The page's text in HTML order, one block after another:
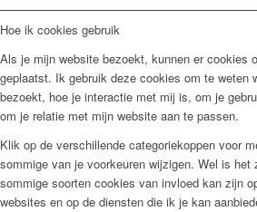
Hoe ik cookies gebruik
Als je mijn website bezoekt, kunnen er cookies
geplaatst. Ik gebruik deze cookies om te weten
bezoekt, hoe je interactie met mij is, om je
om je relatie met mijn website aan te passen.
Klik op de verschillende categoriekoppen voor
sommige van je voorkeuren wijzigen. Wel is het
sommige soorten cookies van invloed kan zijn
websites en op de diensten die ik je kan